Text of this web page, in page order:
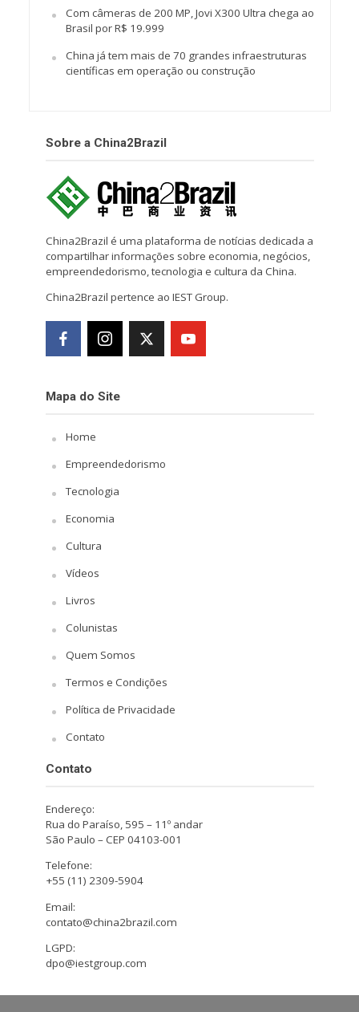
Com câmeras de 200 MP, Jovi X300 Ultra chega ao
Brasil por R$ 19.999
China já tem mais de 70 grandes infraestruturas
científicas em operação ou construção
Sobre a China2Brazil
China2Brazil é uma plataforma de notícias dedicada a
compartilhar informações sobre economia, negócios,
empreendedorismo, tecnologia e cultura da China.
China2Brazil pertence ao IEST Group.
Mapa do Site
Home
Empreendedorismo
Tecnologia
Economia
Cultura
Vídeos
Livros
Colunistas
Quem Somos
Termos e Condições
Política de Privacidade
Contato
Contato
Endereço:
Rua do Paraíso, 595 – 11º andar
São Paulo – CEP 04103-001
Telefone:
+55 (11) 2309-5904
Email:
contato@china2brazil.com
LGPD:
dpo@iestgroup.com